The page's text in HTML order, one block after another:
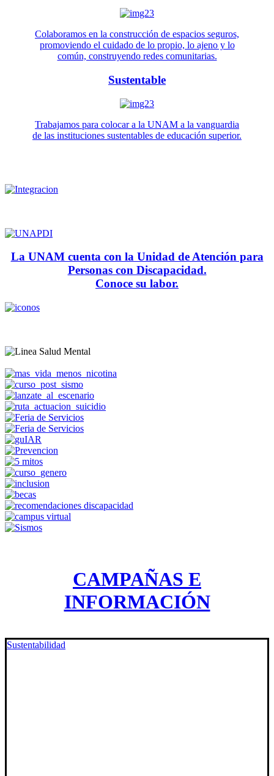
Colaboramos en la construcción de espacios seguros,
promoviendo el cuidado de lo propio, lo ajeno y lo
común, construyendo redes comunitarias.
Sustentable
Trabajamos para colocar a la UNAM a la vanguardia
de las instituciones sustentables de educación superior.
La UNAM cuenta con la Unidad de Atención para
Personas con Discapacidad.
Conoce su labor.
CAMPAÑAS E
INFORMACIÓN
Sustentabilidad